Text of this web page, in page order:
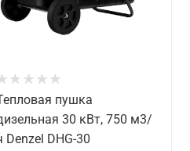
пушка
30 кВт, 750 м3/
Denzel DHG-30